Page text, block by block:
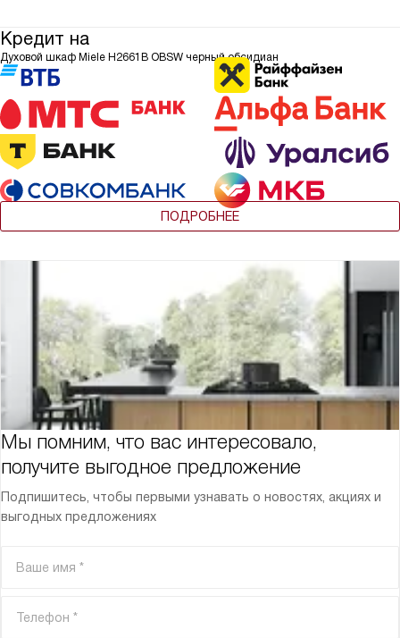
Кредит на
Духовой шкаф Miele H2661B OBSW черный обсидиан
ПОДРОБНЕЕ
Мы помним, что вас интересовало,
получите выгодное предложение
Подпишитесь, чтобы первыми узнавать о новостях, акциях и
выгодных предложениях